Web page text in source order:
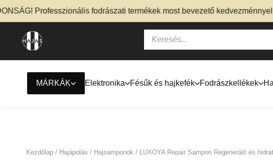
Professzionális fodrászati termékek most bevezető kedvezménnyel –
MÁRKÁK Elektronika Fésűk és hajkefék Fodrászkellékek
Kezdőlap / Hajápolás / Hajsamponok / LUXOYA Repair Sampon Regeneráló és